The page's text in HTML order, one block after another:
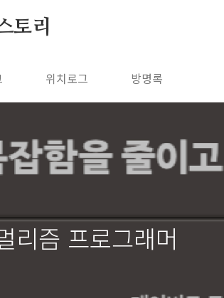
토리
위치로그 방명록
리즘 프로그래머